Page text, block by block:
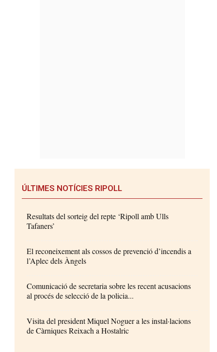
ÚLTIMES NOTÍCIES RIPOLL
Resultats del sorteig del repte ‘Ripoll amb Ulls
Tafaners’
El reconeixement als cossos de prevenció d’incendis a
l’Aplec dels Àngels
Comunicació de secretaria sobre les recent acusacions
al procés de selecció de la policia...
Visita del president Miquel Noguer a les instal·lacions
de Càrniques Reixach a Hostalric